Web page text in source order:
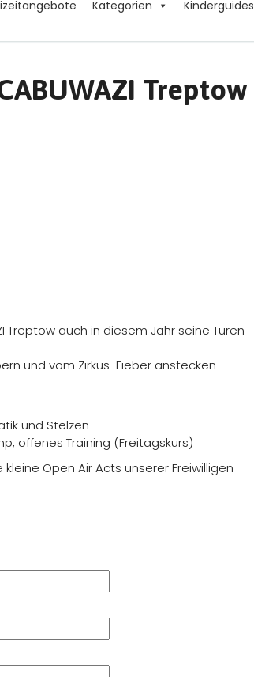
Kategorien Kinderguides
Treptow
Treptow auch in diesem Jahr seine Türen
und vom Zirkus-Fieber anstecken
und Stelzen
offenes Training (Freitagskurs)
Open Air Acts unserer Freiwilligen